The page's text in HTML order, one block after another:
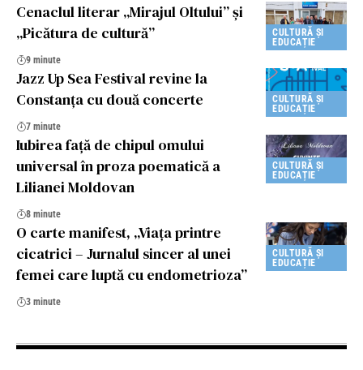
CULTURĂ ȘI
EDUCAȚIE
Cenaclul literar „Mirajul Oltului” și
„Picătura de cultură”
9 minute
CULTURĂ ȘI
EDUCAȚIE
Jazz Up Sea Festival revine la
Constanța cu două concerte
7 minute
CULTURĂ ȘI
EDUCAȚIE
Iubirea față de chipul omului
universal în proza poematică a
Lilianei Moldovan
8 minute
CULTURĂ ȘI
EDUCAȚIE
O carte manifest, „Viața printre
cicatrici – Jurnalul sincer al unei
femei care luptă cu endometrioza”
3 minute